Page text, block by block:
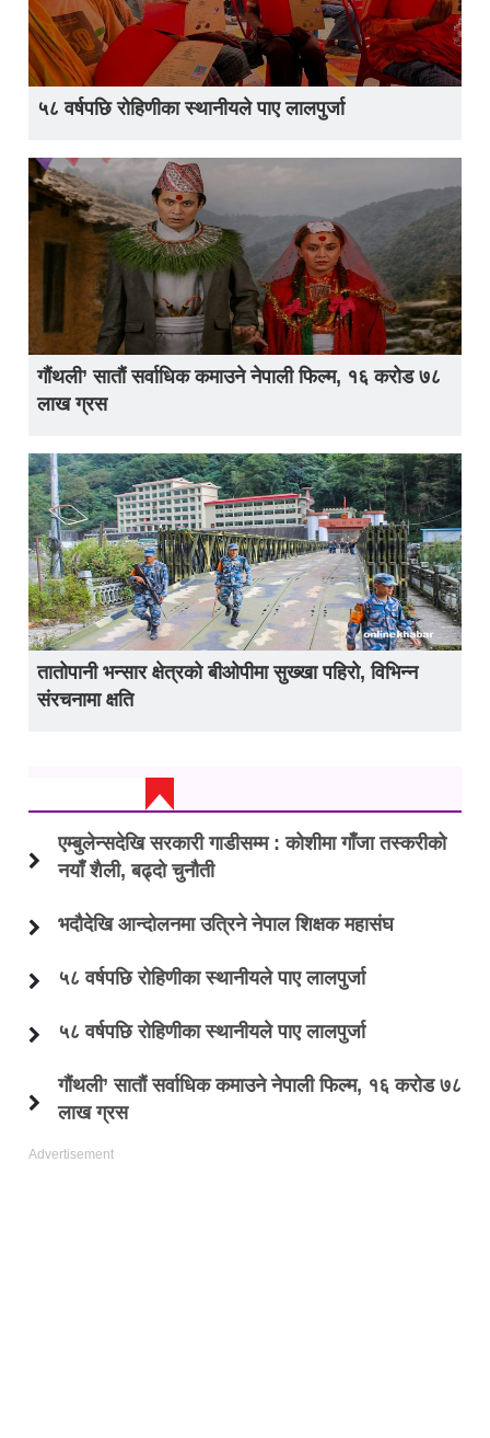
५८ वर्षपछि रोहिणीका स्थानीयले पाए लालपुर्जा
गौंथली’ सातौं सर्वाधिक कमाउने नेपाली फिल्म, १६ करोड ७८
लाख ग्रस
तातोपानी भन्सार क्षेत्रको बीओपीमा सुख्खा पहिरो, विभिन्न
संरचनामा क्षति
एम्बुलेन्सदेखि सरकारी गाडीसम्म : कोशीमा गाँजा तस्करीको
नयाँ शैली, बढ्दो चुनौती
भदौदेखि आन्दोलनमा उत्रिने नेपाल शिक्षक महासंघ
५८ वर्षपछि रोहिणीका स्थानीयले पाए लालपुर्जा
५८ वर्षपछि रोहिणीका स्थानीयले पाए लालपुर्जा
गौंथली’ सातौं सर्वाधिक कमाउने नेपाली फिल्म, १६ करोड ७८
लाख ग्रस